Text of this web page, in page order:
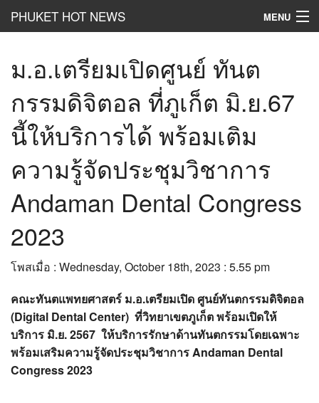
PHUKET HOT NEWS MENU
Hot Clip
Hot List
HotGossip
Hot Business
เที่ยว ชิม ช๊อป
HotHealth and Beauty
PR News
อยากบอกอยากเล่า
?>
ม.อ.เตรียมเปิดศูนย์ ทันต
กรรมดิจิตอล ที่ภูเก็ต มิ.ย.67
นี้ให้บริการได้ พร้อมเติม
ความรู้จัดประชุมวิชาการ
Andaman Dental Congress
2023
โพสเมื่อ : Wednesday, October 18th, 2023 : 5.55 pm
คณะทันตแพทยศาสตร์ ม.อ.เตรียมเปิด ศูนย์ทันตกรรมดิจิตอล
(Digital Dental Center) ที่วิทยาเขตภูเก็ต พร้อมเปิดให้
บริการ มิ.ย. 2567 ให้บริการรักษาด้านทันตกรรมโดยเฉพาะ
พร้อมเสริมความรู้จัดประชุมวิชาการ Andaman Dental
Congress 2023